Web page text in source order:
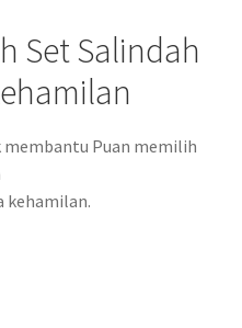
Set Salindah
membantu Puan memilih
kehamilan.